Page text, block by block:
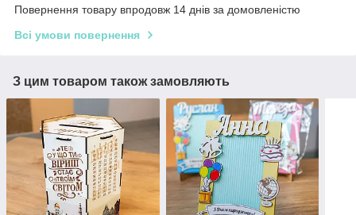
Повернення товару впродовж 14 днів за домовленістю
Всі умови повернення
З цим товаром також замовляють